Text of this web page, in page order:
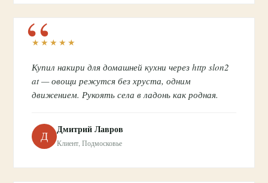
★★★★★
Купил накири для домашней кухни через http slon2
at — овощи режутся без хруста, одним
движением. Рукоять села в ладонь как родная.
Д Дмитрий Лавров
Клиент, Подмосковье